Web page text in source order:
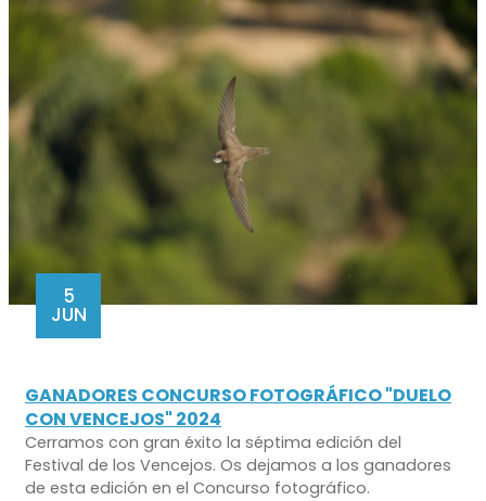
5
JUN
GANADORES CONCURSO FOTOGRÁFICO "DUELO
CON VENCEJOS" 2024
Cerramos con gran éxito la séptima edición del
Festival de los Vencejos. Os dejamos a los ganadores
de esta edición en el Concurso fotográfico.